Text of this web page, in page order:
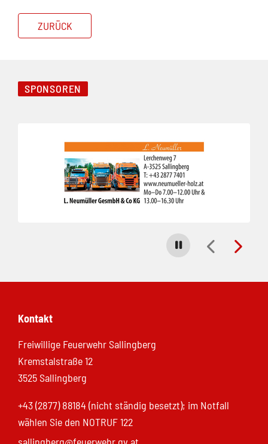
ZURÜCK
SPONSOREN
Carousel stoppen
Kontakt
Freiwillige Feuerwehr Sallingberg
Kremstalstraße 12
3525 Sallingberg
+43 (2877) 88184 (nicht ständig besetzt); im Notfall
wählen Sie den NOTRUF 122